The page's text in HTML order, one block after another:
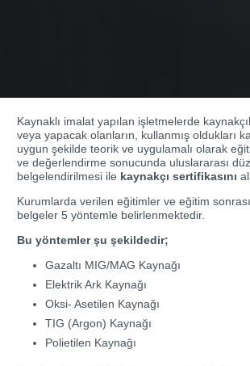
Kaynaklı imalat yapılan işletmelerde
veya yapacak olanların, kullanmış oldukları
uygun şekilde teorik ve uygulamalı olarak
ve değerlendirme sonucunda uluslararası
belgelendirilmesi ile kaynakçı sertifikasını
Kurumlarda verilen eğitimler ve eğitim
belgeler 5 yöntemle belirlenmektedir.
Bu yöntemler şu şekildedir;
Gazaltı MIG/MAG Kaynağı
Elektrik Ark Kaynağı
Oksi- Asetilen Kaynağı
TIG (Argon) Kaynağı
Polietilen Kaynağı